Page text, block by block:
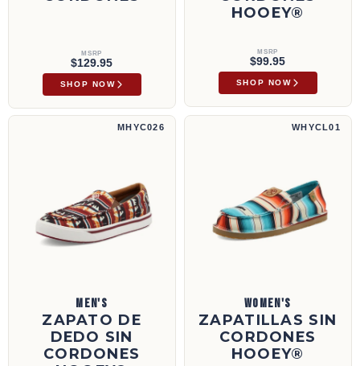
MSRP
$129.95
SHOP NOW
HOOEY®
MSRP
$99.95
SHOP NOW
Zapato de dedo sin cordones Hooey® | MHYC026
MHYC026
MEN'S
ZAPATO DE
DEDO SIN
CORDONES
Zapatillas sin cordones Hooey® | WHYCL01
WHYCL01
WOMEN'S
ZAPATILLAS SIN
CORDONES
HOOEY®